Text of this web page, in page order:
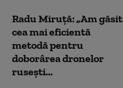
Radu Miruță: „Am găsit
cea mai eficientă
metodă pentru
doborârea dronelor
rusești...